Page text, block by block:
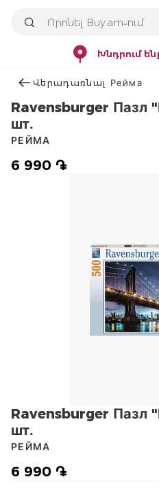
Խնդրում
Վերադառնալ Рейма
Ravensburger Пазл
шт.
6 990 ֏
РЕЙМА
Ravensburger Пазл
шт.
6 990 ֏
РЕЙМА